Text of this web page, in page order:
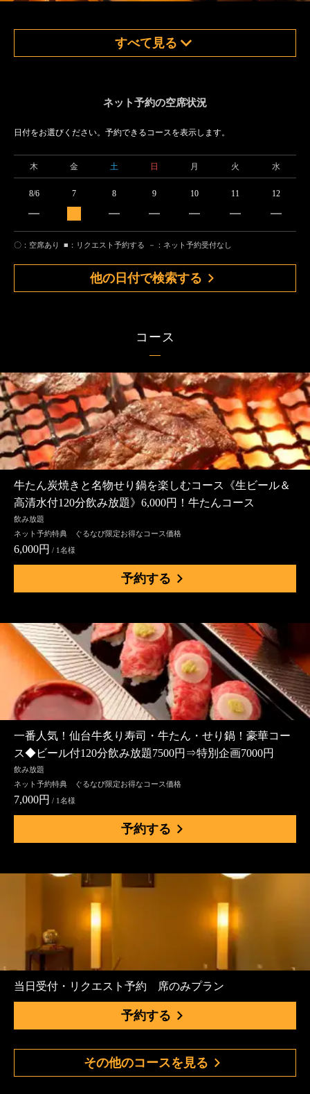
すべて見る
ネット予約の空席状況
日付をお選びください。予約できるコースを表示します。
木 金 土 日 月 火 水
8/6 7 8 9 10 11 12
〇：空席あり ■：リクエスト予約する －：ネット予約受付なし
他の日付で検索する
コース
牛たん炭焼きと名物せり鍋を楽しむコース《生ビール＆
高清水付120分飲み放題》6,000円！牛たんコース
飲み放題
ネット予約特典 ぐるなび限定お得なコース価格
6,000円 / 1名様
予約する
一番人気！仙台牛炙り寿司・牛たん・せり鍋！豪華コー
ス◆ビール付120分飲み放題7500円⇒特別企画7000円
飲み放題
ネット予約特典 ぐるなび限定お得なコース価格
7,000円 / 1名様
予約する
当日受付・リクエスト予約 席のみプラン
予約する
その他のコースを見る